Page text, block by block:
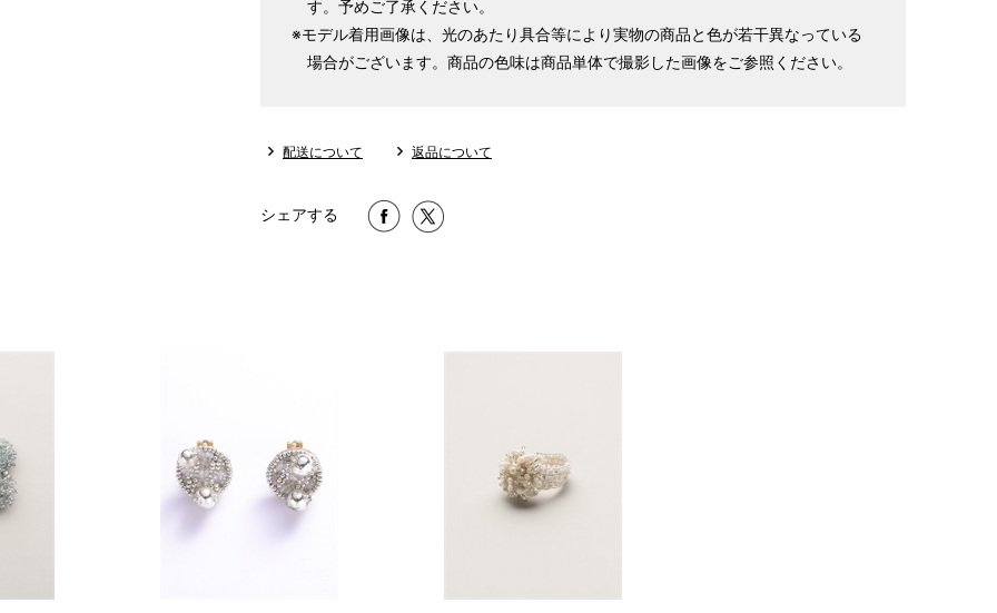
す。予めご了承ください。
※モデル着用画像は、光のあたり具合等により実物の商品と色が若干異なっている
場合がございます。商品の色味は商品単体で撮影した画像をご参照ください。
配送について 返品について
シェアする